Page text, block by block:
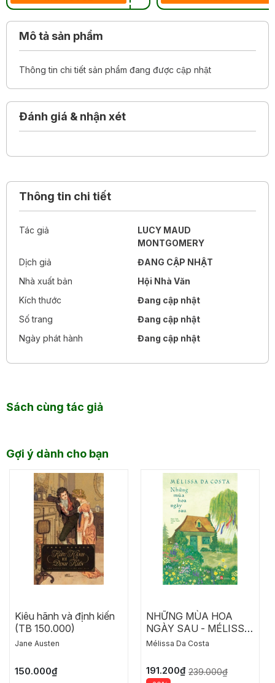
Mô tả sản phẩm
Thông tin chi tiết sản phẩm đang được cập nhật
Đánh giá & nhận xét
Thông tin chi tiết
Tác giả
LUCY MAUD
MONTGOMERY
Dịch giả
ĐANG CẬP NHẬT
Nhà xuất bản
Hội Nhà Văn
Kích thước
Đang cập nhật
Số trang
Đang cập nhật
Ngày phát hành
Đang cập nhật
Sách cùng tác giả
Gợi ý dành cho bạn
Kiêu hãnh và định kiến
(TB 150.000)
Jane Austen
150.000₫
NHỮNG MÙA HOA
NGÀY SAU - MÉLISSA
DA COSTA
Mélissa Da Costa
191.200₫ 239.000₫